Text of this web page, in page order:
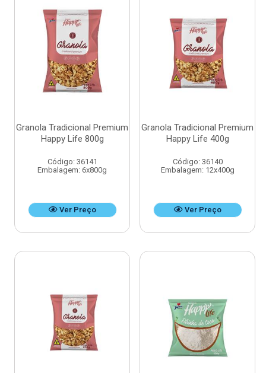
Granola Tradicional Premium
Happy Life 800g
Código: 36141
Embalagem: 6x800g
Ver Preço
Granola Tradicional Premium
Happy Life 400g
Código: 36140
Embalagem: 12x400g
Ver Preço